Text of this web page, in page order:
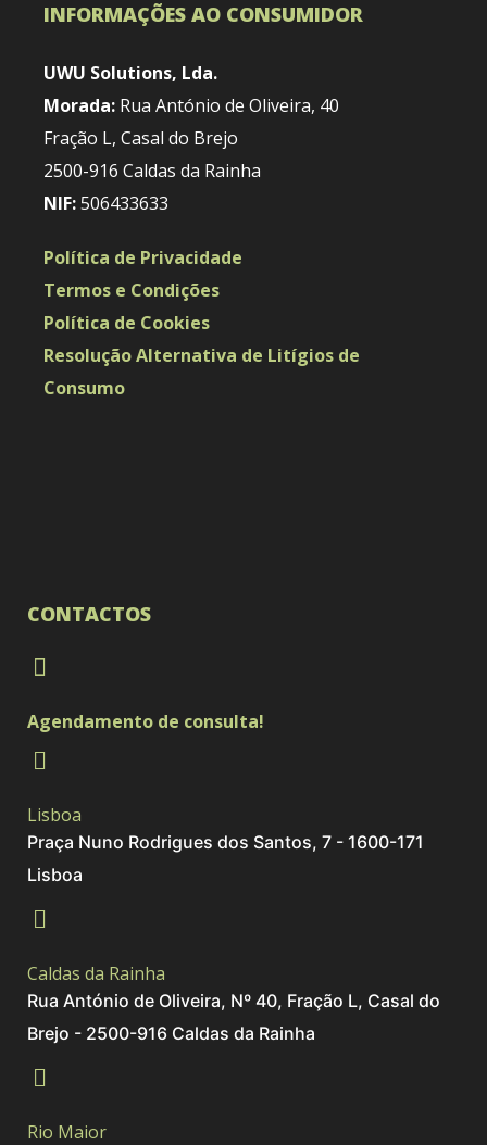
INFORMAÇÕES AO CONSUMIDOR
UWU Solutions, Lda.
Morada: Rua António de Oliveira, 40
Fração L, Casal do Brejo
2500-916 Caldas da Rainha
NIF:506433633
Política de Privacidade
Termos e Condições
Política de Cookies
Resolução Alternativa de Litígios de
Consumo
CONTACTOS
Agendamento de consulta!
Lisboa
Praça Nuno Rodrigues dos Santos, 7 - 1600-171
Lisboa
Caldas da Rainha
Rua António de Oliveira, Nº 40, Fração L, Casal do
Brejo - 2500-916 Caldas da Rainha
Rio Maior